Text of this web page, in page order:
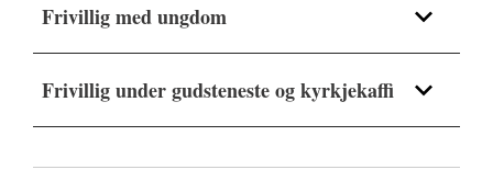
Frivillig med ungdom
Frivillig under gudsteneste og kyrkjekaffi